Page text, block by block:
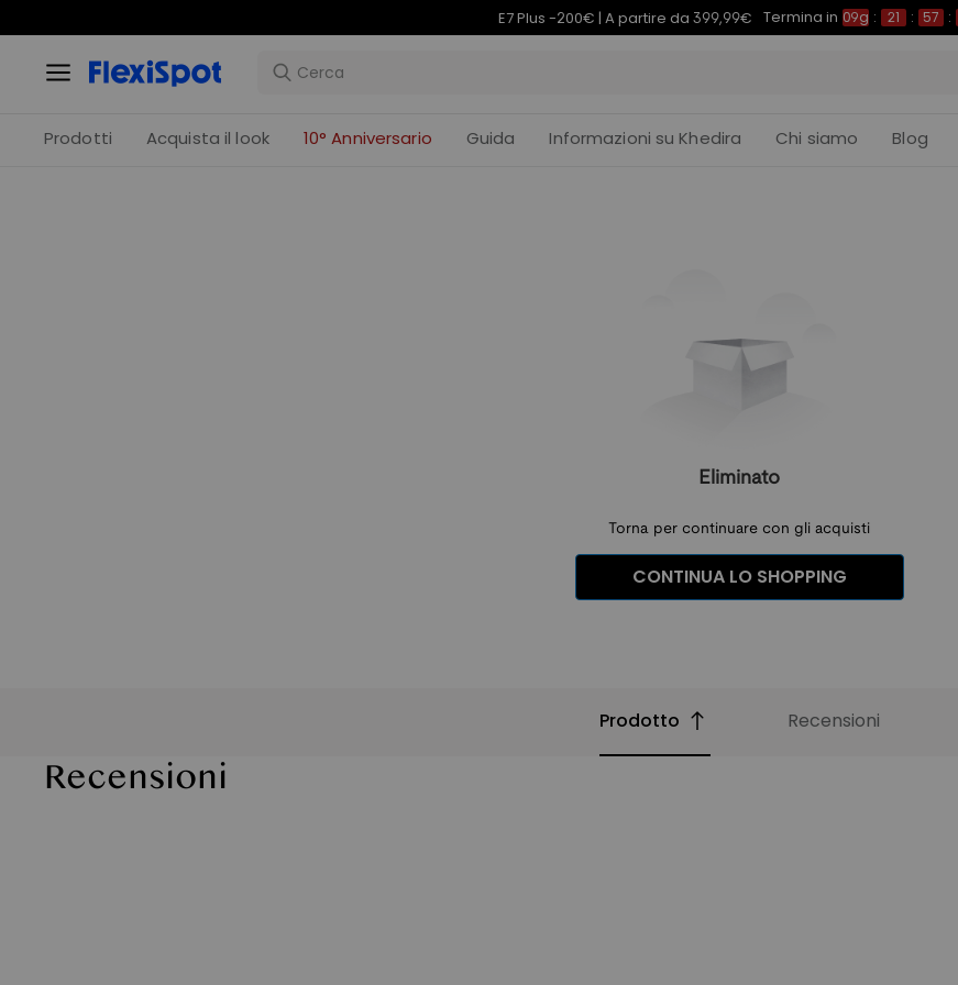
E7 Plus -200€ | A partire da 399,99€ Termina in 09g : 21 : 57 :
Prodotti Acquista il look 10° Anniversario Guida Informazioni su Khedira Chi siamo Blog
Eliminato
Torna per continuare con gli acquisti
CONTINUA LO SHOPPING
Prodotto Recensioni
Recensioni